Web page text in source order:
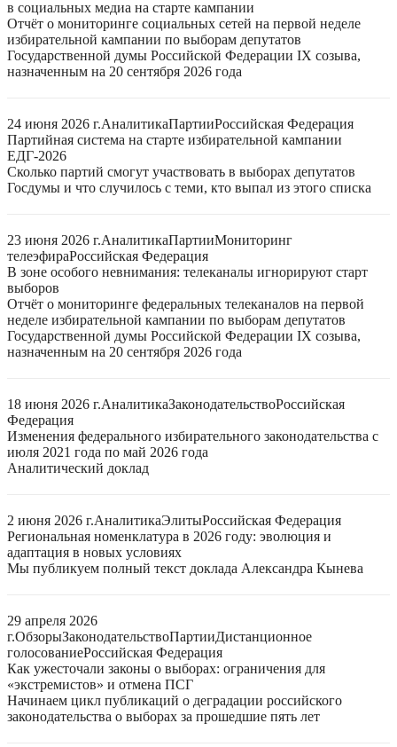
в социальных медиа на старте кампании
Отчёт о мониторинге социальных сетей на первой неделе
избирательной кампании по выборам депутатов
Государственной думы Российской Федерации IX созыва,
назначенным на 20 сентября 2026 года
24 июня 2026 г.АналитикаПартииРоссийская Федерация
Партийная система на старте избирательной кампании
ЕДГ-2026
Сколько партий смогут участвовать в выборах депутатов
Госдумы и что случилось с теми, кто выпал из этого списка
23 июня 2026 г.АналитикаПартииМониторинг
телеэфираРоссийская Федерация
В зоне особого невнимания: телеканалы игнорируют старт
выборов
Отчёт о мониторинге федеральных телеканалов на первой
неделе избирательной кампании по выборам депутатов
Государственной думы Российской Федерации IX созыва,
назначенным на 20 сентября 2026 года
18 июня 2026 г.АналитикаЗаконодательствоРоссийская
Федерация
Изменения федерального избирательного законодательства с
июля 2021 года по май 2026 года
Аналитический доклад
2 июня 2026 г.АналитикаЭлитыРоссийская Федерация
Региональная номенклатура в 2026 году: эволюция и
адаптация в новых условиях
Мы публикуем полный текст доклада Александра Кынева
29 апреля 2026
г.ОбзорыЗаконодательствоПартииДистанционное
голосованиеРоссийская Федерация
Как ужесточали законы о выборах: ограничения для
«экстремистов» и отмена ПСГ
Начинаем цикл публикаций о деградации российского
законодательства о выборах за прошедшие пять лет